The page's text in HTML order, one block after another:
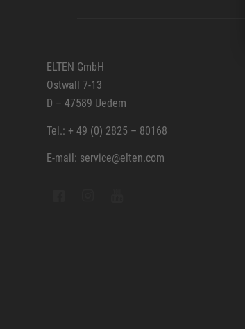
ELTEN GmbH
Ostwall 7-13
D – 47589 Uedem
Tel.: + 49 (0) 2825 – 80168
E-mail: service@elten.com